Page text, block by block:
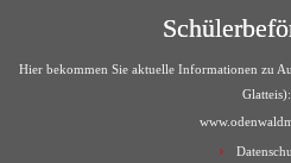
Hier bekommen Sie aktuelle Informationen zu
Glatteis):